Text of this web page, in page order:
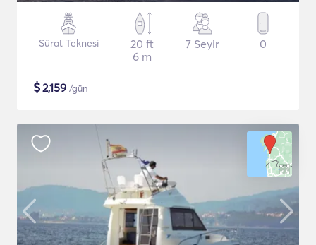
Sürat Teknesi
20 ft
6 m
7 Seyir 0
$2,159 /gün